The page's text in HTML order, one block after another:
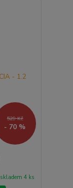
529 Kč
- 70 %
skladem 4 ks